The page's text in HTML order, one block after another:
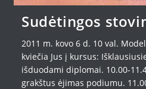
Sudėtingos
2011 m. kovo 6 d. 10 val.
kviečia Jus į kursus:
išduodami diplomai. 10.00-
grakštus ėjimas podiumu.